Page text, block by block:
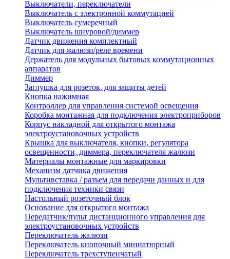
Выключатели, переключатели
Выключатель с электронной коммутацией
Выключатель сумеречный
Выключатель шнуровой/диммер
Датчик движения комплектный
Датчик для жалюзи/реле времени
Держатель для модульных бытовых коммутационных
аппаратов
Диммер
Заглушка для розеток, для защиты детей
Кнопка нажимная
Контроллер для управления системой освещения
Коробка монтажная для подключения электроприборов
Корпус накладной для открытого монтажа
электроустановочных устройств
Крышка для выключателя, кнопки, регулятора
освещенности, диммера, переключателя жалюзи
Материалы монтажные для маркировки
Механизм датчика движения
Мультивставка / разъем для передачи данных и для
подключения техники связи
Настольный розеточный блок
Основание для открытого монтажа
Передатчик/пульт дистанционного управления для
электроустановочных устройств
Переключатель жалюзи
Переключатель кнопочный миниатюрный
Переключатель трехступенчатый